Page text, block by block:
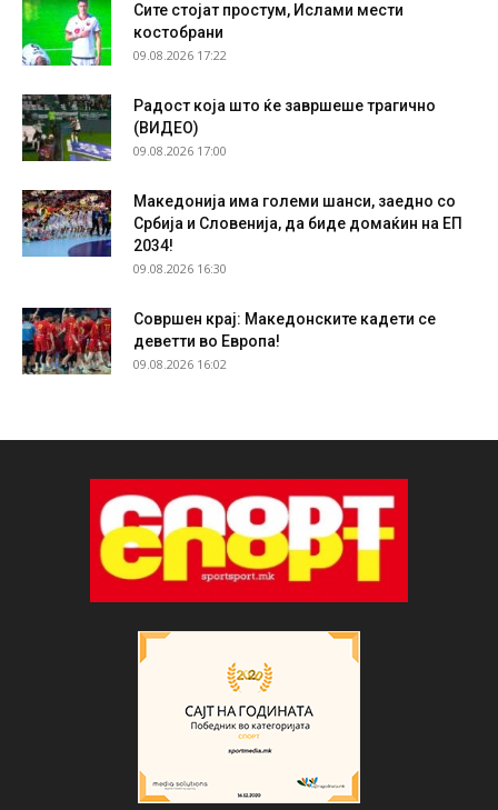
Сите стојат простум, Ислами мести
костобрани
09.08.2026 17:22
Радост која што ќе завршеше трагично
(ВИДЕО)
09.08.2026 17:00
Македонија има големи шанси, заедно со
Србија и Словенија, да биде домаќин на ЕП
2034!
09.08.2026 16:30
Совршен крај: Македонските кадети се
деветти во Европа!
09.08.2026 16:02